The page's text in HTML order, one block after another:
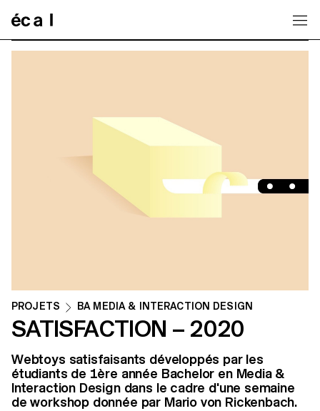
PROJETS BA MEDIA & INTERACTION DESIGN
SATISFACTION – 2020
Webtoys satisfaisants développés par les
étudiants de 1ère année Bachelor en Media &
Interaction Design dans le cadre d'une semaine
de workshop donnée par Mario von Rickenbach.